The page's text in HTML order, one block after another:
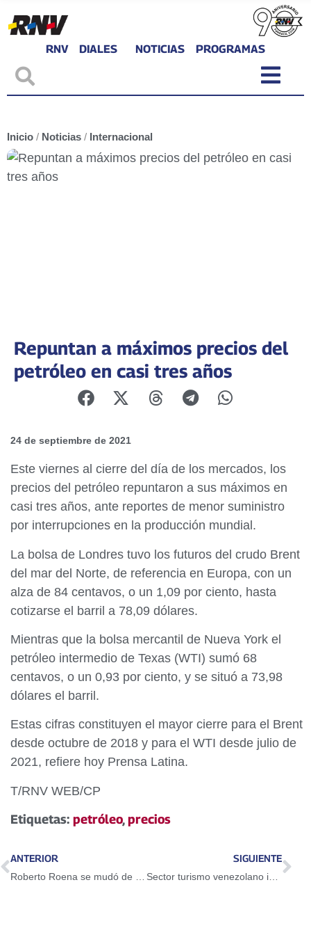
RNV DIALES NOTICIAS PROGRAMAS
Inicio / Noticias / Internacional
Repuntan a máximos precios del
petróleo en casi tres años
24 de septiembre de 2021
Este viernes al cierre del día de los mercados, los
precios del petróleo repuntaron a sus máximos en
casi tres años, ante reportes de menor suministro
por interrupciones en la producción mundial.
La bolsa de Londres tuvo los futuros del crudo Brent
del mar del Norte, de referencia en Europa, con un
alza de 84 centavos, o un 1,09 por ciento, hasta
cotizarse el barril a 78,09 dólares.
Mientras que la bolsa mercantil de Nueva York el
petróleo intermedio de Texas (WTI) sumó 68
centavos, o un 0,93 por ciento, y se situó a 73,98
dólares el barril.
Estas cifras constituyen el mayor cierre para el Brent
desde octubre de 2018 y para el WTI desde julio de
2021, refiere hoy Prensa Latina.
T/RNV WEB/CP
Etiquetas: petróleo,precios
ANTERIOR
Roberto Roena se mudó de barrio y pasó a la inmortalidad
SIGUIENTE
Sector turismo venezolano inició su reactivación paulatina para recibir nuevamente visitantes